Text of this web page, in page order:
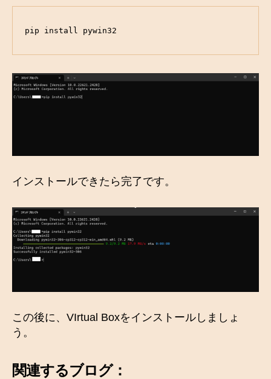
pip install pywin32
インストールできたら完了です。
この後に、VIrtual Boxをインストールしましょ
う。
関連するブログ：